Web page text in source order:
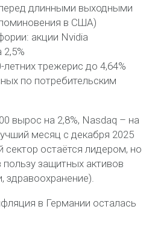
длинными выходными
в США)
акции Nvidia
2,5%
трежерис до 4,64%
по потребительским
вырос на 2,8%, Nasdaq – на
месяц с декабря 2025
сектор остаётся лидером, но
защитных активов
здравоохранение).
в Германии осталась